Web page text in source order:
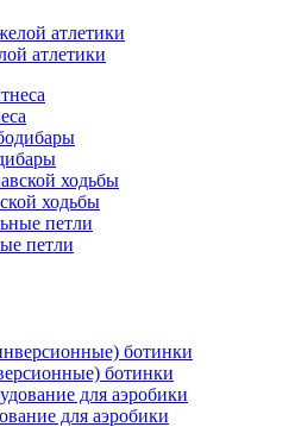
атлетики
ходьбы
петли
ботинки
для аэробики